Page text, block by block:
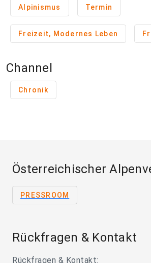
Alpinismus Termin
Freizeit, Modernes Leben
Channel
Chronik
Österreichischer
PRESSROOM
Rückfragen & Kontakt
Rückfragen & Kontakt: